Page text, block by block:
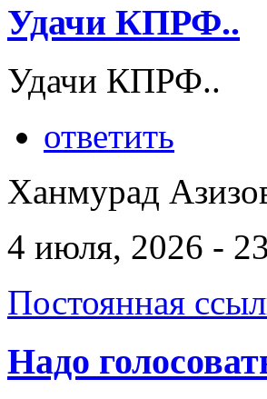
Удачи КПРФ..
Удачи КПРФ..
ответить
Ханмурад
4 июля, 2026 -
Постоянная
Надо